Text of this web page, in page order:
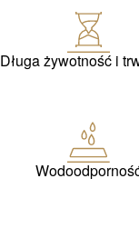
Długa żywotność i